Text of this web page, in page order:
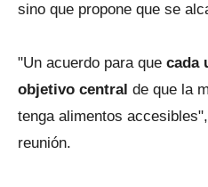
sino que propone que se
"Un acuerdo para que cada
objetivo central de que la
tenga alimentos
reunión.